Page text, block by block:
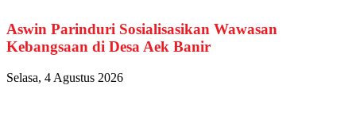
Aswin Parinduri Sosialisasikan Wawasan
Kebangsaan di Desa Aek Banir
Selasa, 4 Agustus 2026